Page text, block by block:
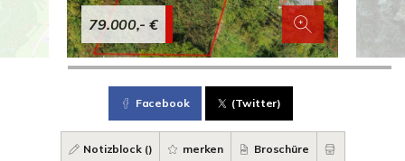
79.000,- €
Facebook (Twitter)
Notizblock () merken Broschüre